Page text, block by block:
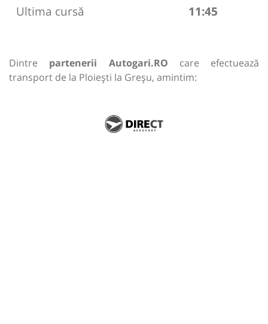
Ultima cursă
11:45
Dintre partenerii Autogari.RO care efectuează
transport de la Ploiești la Greșu, amintim: